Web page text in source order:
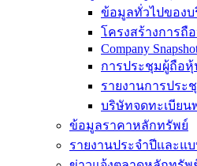
ข้อมูลทั่วไปของบ
โครงสร้างการถื
Company
การประชุมผู้ถือหุ้
รายงานการประ
บริษัทจดทะเบียน
ข้อมูลราคาหลักทรัพย์
รายงานประจำปีและแบ